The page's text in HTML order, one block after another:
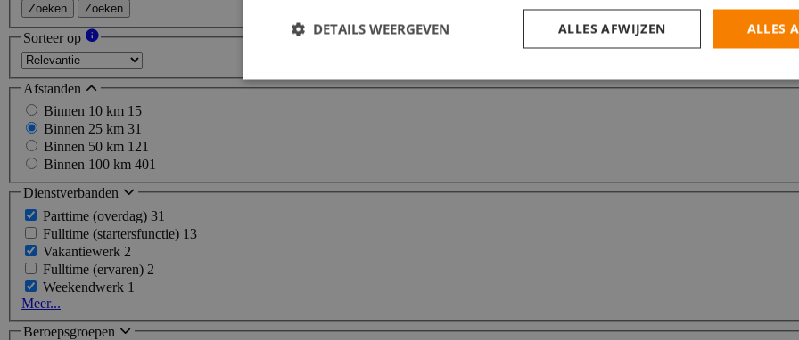
Zoeken Zoeken
Sorteer op
Afstanden
Binnen 10 km 15
Binnen 25 km 31
Binnen 50 km 121
Binnen 100 km 401
Dienstverbanden
Parttime (overdag) 31
Fulltime (startersfunctie) 13
Vakantiewerk 2
Fulltime (ervaren) 2
Weekendwerk 1
Meer...
Beroepsgroepen
ALLES
ALLES AFWIJZEN
DETAILS WEERGEVEN